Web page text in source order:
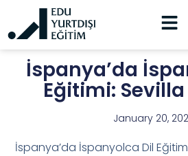
İspanya’da
Eğitimi:
January 20,
İspanya’da İspanyolca Dil